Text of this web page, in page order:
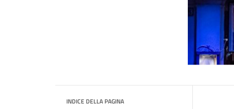
INDICE DELLA PAGINA